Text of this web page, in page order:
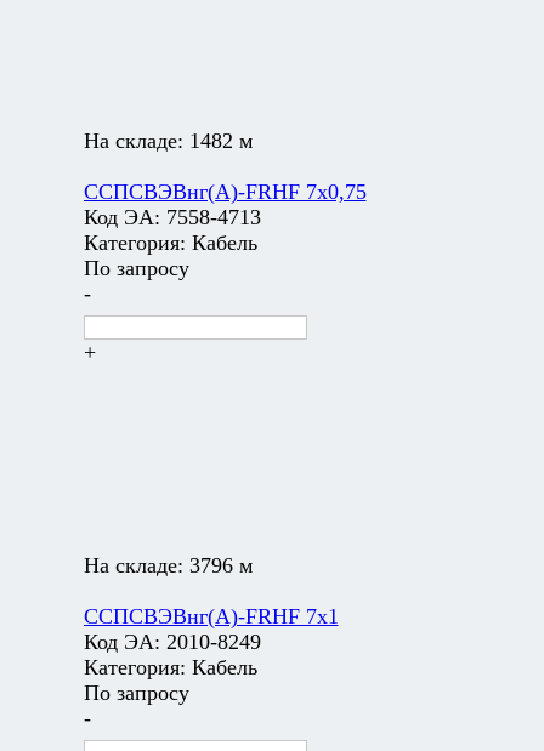
На складе: 1482 м
ССПСВЭВнг(А)-FRHF 7х0,75
Код ЭА: 7558-4713
Категория: Кабель
По запросу
-
+
На складе: 3796 м
ССПСВЭВнг(А)-FRHF 7х1
Код ЭА: 2010-8249
Категория: Кабель
По запросу
-